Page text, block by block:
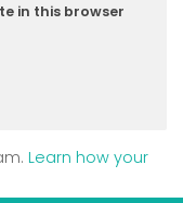
in this browser
Learn how your